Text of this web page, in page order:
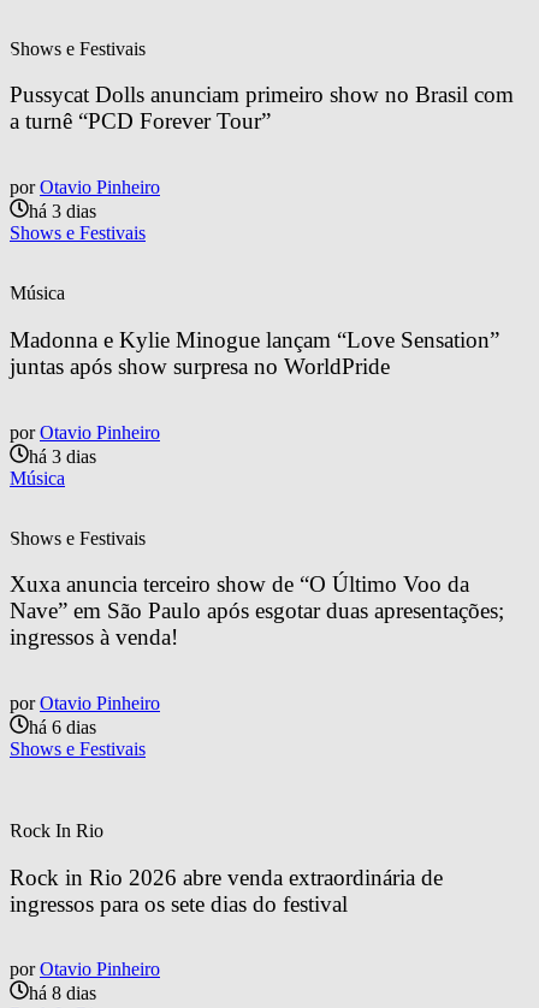
Shows e Festivais
Pussycat Dolls anunciam primeiro show no Brasil com
a turnê “PCD Forever Tour”
por Otavio Pinheiro
há 3 dias
Shows e Festivais
Música
Madonna e Kylie Minogue lançam “Love Sensation”
juntas após show surpresa no WorldPride
por Otavio Pinheiro
há 3 dias
Música
Shows e Festivais
Xuxa anuncia terceiro show de “O Último Voo da
Nave” em São Paulo após esgotar duas apresentações;
ingressos à venda!
por Otavio Pinheiro
há 6 dias
Shows e Festivais
Rock In Rio
Rock in Rio 2026 abre venda extraordinária de
ingressos para os sete dias do festival
por Otavio Pinheiro
há 8 dias